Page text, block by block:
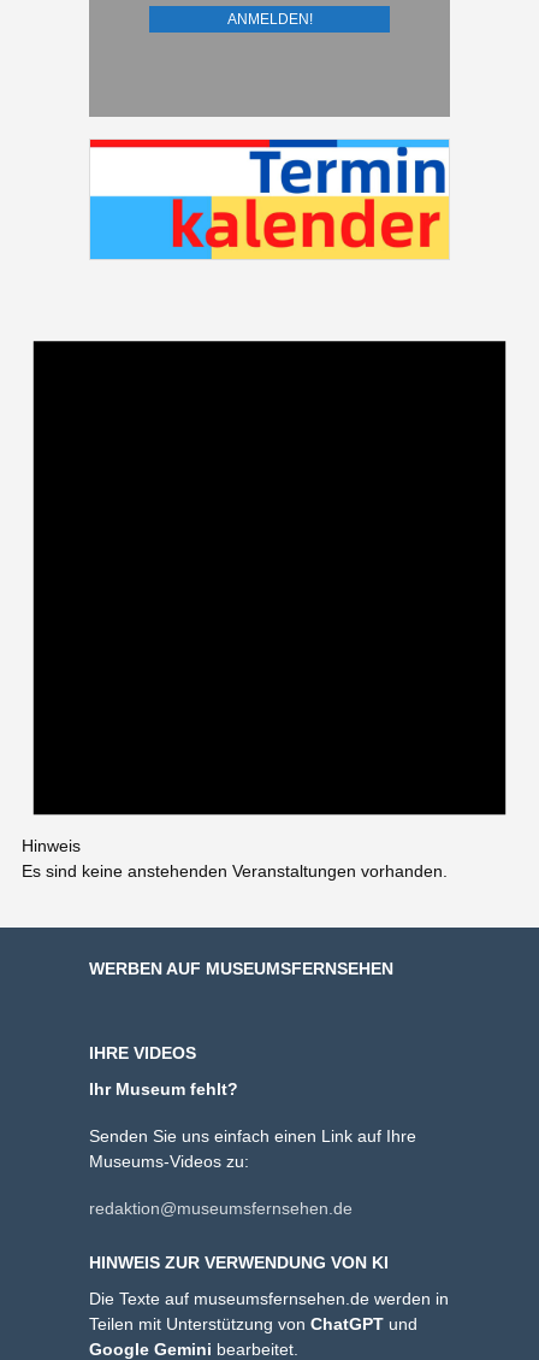
Hinweis
Es sind keine anstehenden Veranstaltungen vorhanden.
WERBEN AUF MUSEUMSFERNSEHEN
IHRE VIDEOS
Ihr Museum fehlt?
Senden Sie uns einfach einen Link auf Ihre
Museums-Videos zu:
redaktion@museumsfernsehen.de
HINWEIS ZUR VERWENDUNG VON KI
Die Texte auf museumsfernsehen.de werden in
Teilen mit Unterstützung von ChatGPT und
Google Gemini bearbeitet.